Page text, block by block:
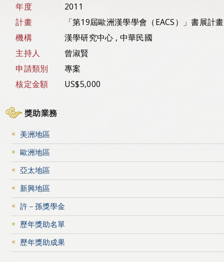
年度
2011
計畫
「第19屆歐洲漢學學會（EACS）」書展計畫
機構
漢學研究中心 , 中華民國
主持人
曾淑賢
申請類別
專案
核定金額
US$5,000
獎助業務
美洲地區
歐洲地區
亞太地區
新興地區
許－孫獎學金
歷年獎助名單
歷年獎助成果